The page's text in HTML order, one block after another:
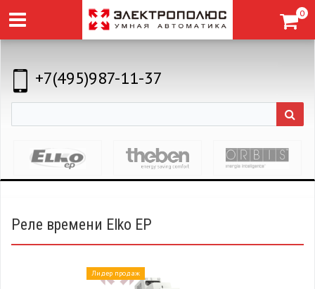
0
+7(495)987-11-37
Реле времени Elko EP
Лидер продаж